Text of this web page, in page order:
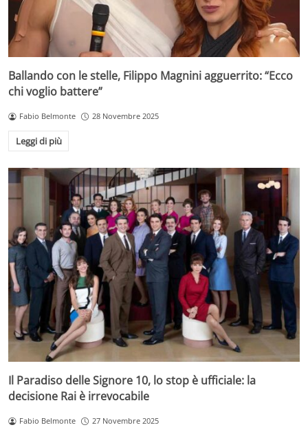
Ballando con le stelle, Filippo Magnini agguerrito: “Ecco
chi voglio battere”
Fabio Belmonte 28 Novembre 2025
Leggi di più
Il Paradiso delle Signore 10, lo stop è ufficiale: la
decisione Rai è irrevocabile
Fabio Belmonte 27 Novembre 2025